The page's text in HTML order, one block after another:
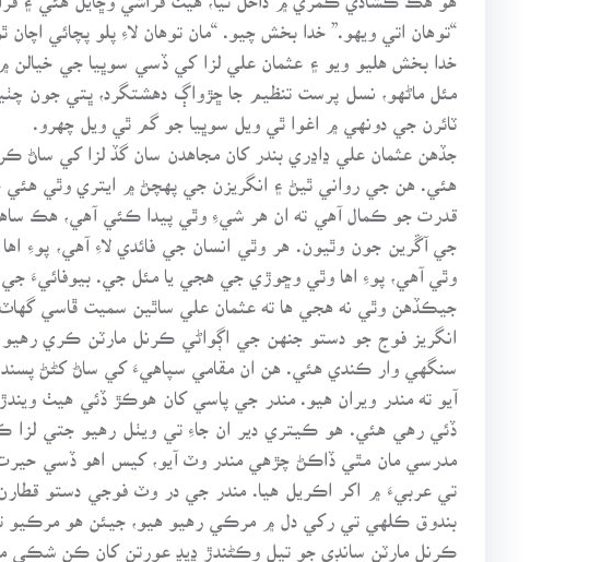
“توهان اتي ويهو.” خدا بخش چيو. “مان توهان لاءِ پلو پچائي اچان
خدا بخش هليو ويو ۽ عثمان علي لزا کي ڏسي سوڀيا جي
مئل ماڻهو، نسل پرست تنظيم جا ڇڙواڳ دهشتگرد، ڀتي جون
ٽائرن جي دونهي ۾ اغوا ٿي ويل سوڀيا جو گم ٿي ويل چهرو.
جڏهن عثمان علي ڍاڍري بندر کان مجاهدن سان گڏ لزا کي ساڻ
هئي. هن جي رواني ٿيڻ ۽ انگريزن جي پهچڻ ۾ ايتري وٿي هئي
قدرت جو ڪمال آهي ته ان هر شيءِ وٿي پيدا ڪئي آهي، هڪ ساهه
جي آڱرين جون وٿيون. هر وٿي انسان جي فائدي لاءِ آهي، پوءِ
وٿي آهي، پوءِ اها وٿي وڇوڙي جي هجي يا مئل جي. بيوفائيءَ
جيڪڏهن وٿي نه هجي ها ته عثمان علي ساٿين سميت ڦاسي
انگريز فوج جو دستو جنهن جي اڳواڻي ڪرنل مارٽن ڪري رهيو
سنگهي وار ڪندي هئي. هن ان مقامي سپاهيءَ کي ساڻ کڻڻ
آيو ته مندر ويران هيو. مندر جي پاسي کان هوڪڙ ڏئي هيٺ
ڏئي رهي هئي. هو ڪيتري دير ان جاءِ تي ويٺل رهيو جتي لزا
مدرسي مان مٿي ڏاڪڻ چڙهي مندر وٽ آيو، کيس اهو ڏسي
تي عربيءَ ۾ اکر اڪريل هيا. مندر جي در وٽ فوجي دستو
بندوق ڪلهي تي رکي دل ۾ مرڪي رهيو هيو، جيئن هو مرڪيو
ڪرنل مارٽن سانڊي جو تيل وڪڻندڙ ڍيڍ عورتن کان ڪن